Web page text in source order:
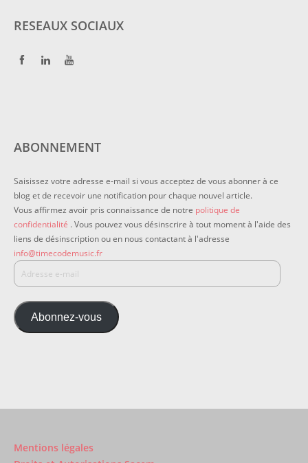
RESEAUX SOCIAUX
ABONNEMENT
Saisissez votre adresse e-mail si vous acceptez de vous abonner à ce
blog et de recevoir une notification pour chaque nouvel article.
Vous affirmez avoir pris connaissance de notre politique de
confidentialité . Vous pouvez vous désinscrire à tout moment à l'aide des
liens de désinscription ou en nous contactant à l'adresse
info@timecodemusic.fr
Abonnez-vous
Mentions légales